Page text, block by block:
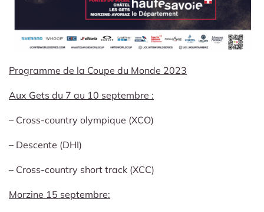
Programme de la Coupe du Monde 2023
Aux Gets du 7 au 10 septembre :
– Cross-country olympique (XCO)
– Descente (DHI)
– Cross-country short track (XCC)
Morzine 15 septembre: